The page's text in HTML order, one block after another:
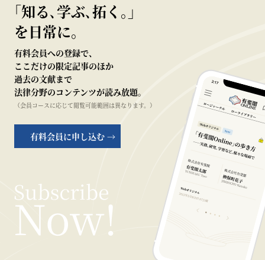
｢知る､学ぶ､拓く｡｣
を日常に。
有料会員への登録で、
ここだけの限定記事のほか
過去の文献まで
法律分野のコンテンツが読み放題。
（会員コースに応じて閲覧可能範囲は異なります。）
有料会員に申し込む →